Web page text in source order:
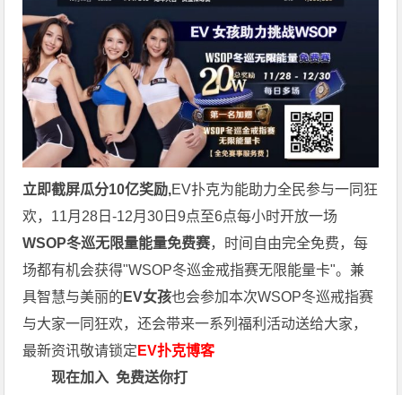
立即截屏瓜分10亿奖励,EV扑克为能助力全民参与一同狂
欢，11月28日-12月30日9点至6点每小时开放一场
WSOP冬巡无限量能量免费赛，时间自由完全免费，每
场都有机会获得"WSOP冬巡金戒指赛无限能量卡"。兼
具智慧与美丽的 EV女孩也会参加本次WSOP冬巡戒指赛
与大家一同狂欢，还会带来一系列福利活动送给大家，
最新资讯敬请锁定 EV扑克博客
现在加入免费送你打